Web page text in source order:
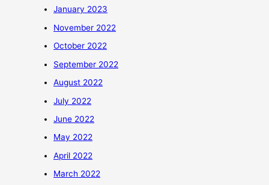
January 2023
November 2022
October 2022
September 2022
August 2022
July 2022
June 2022
May 2022
April 2022
March 2022